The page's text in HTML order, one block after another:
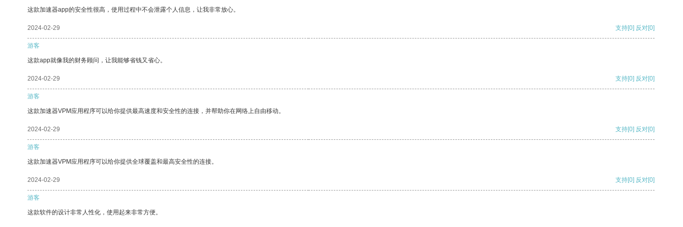
这款加速器app的安全性很高，使用过程中不会泄露个人信息，让我非常放心。
2024-02-29 支持[0] 反对[0]
游客
这款app就像我的财务顾问，让我能够省钱又省心。
2024-02-29 支持[0] 反对[0]
游客
这款加速器VPM应用程序可以给你提供最高速度和安全性的连接，并帮助你在网络上自由移动。
2024-02-29 支持[0] 反对[0]
游客
这款加速器VPM应用程序可以给你提供全球覆盖和最高安全性的连接。
2024-02-29 支持[0] 反对[0]
游客
这款软件的设计非常人性化，使用起来非常方便。